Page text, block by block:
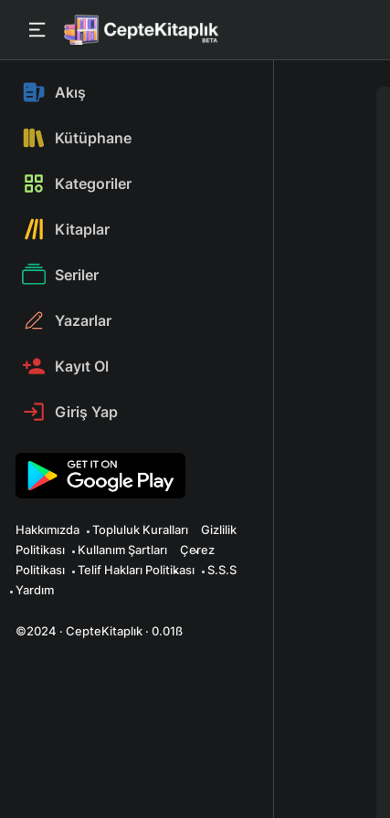
Akış
Kütüphane
Kategoriler
Kitaplar
Seriler
Yazarlar
Kayıt Ol
Giriş Yap
Hakkımızda Topluluk Kuralları
Gizlilik
Politikası
Kullanım Şartları
Çerez
Politikası
Telif Hakları Politikası
S.S.S
Yardım
©2024 · CepteKitaplık · 0.01ß